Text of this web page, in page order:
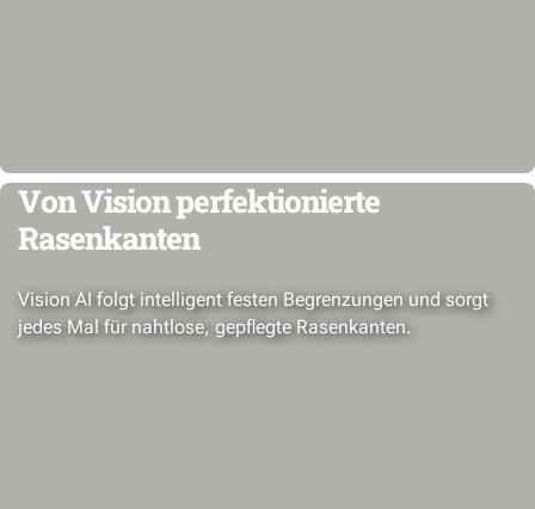
Von Vision perfektionierte
Rasenkanten
Vision AI folgt intelligent festen Begrenzungen und sorgt
jedes Mal für nahtlose, gepflegte Rasenkanten.